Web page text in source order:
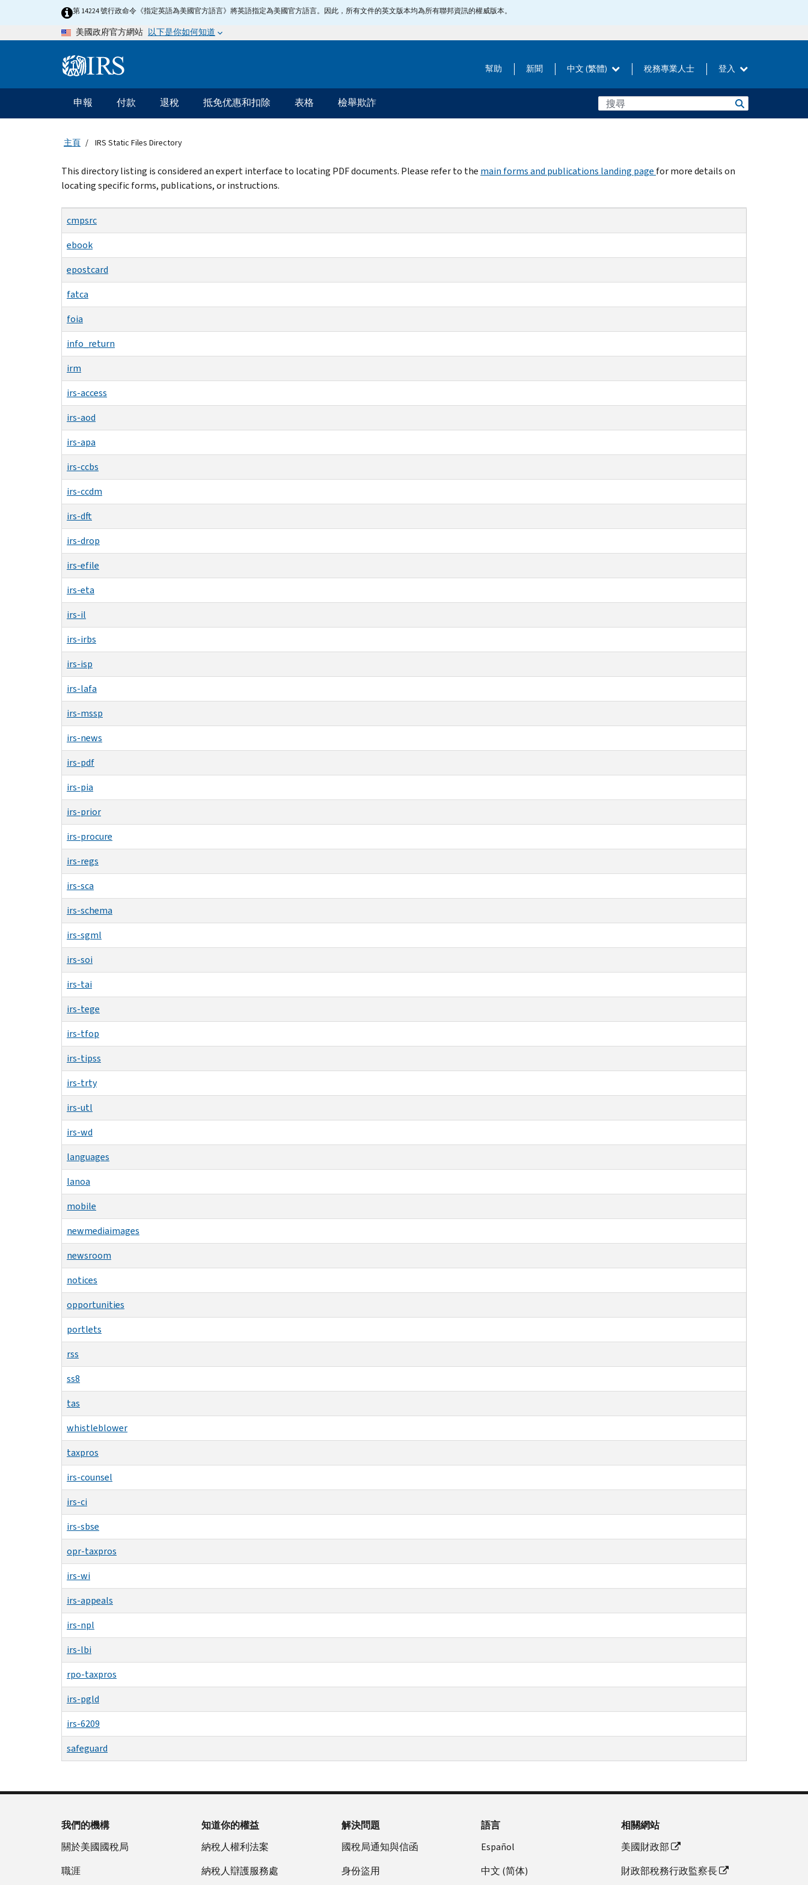
第 14224 號行政命令《指定英語為美國官方語言》將英語指定為美國官方語言。因此，所有文件的英文版本均為所有聯邦資訊的權威版本。
美國政府官方網站 以下是你如何知道
Information 幫助 新聞 中文 (繁體) 稅務專業人士 登入
主
要
導
申報 付款 退稅 抵免优惠和扣除 表格 檢舉欺詐
主頁 IRS Static Files Directory
Beginning
of
This directory listing is considered an expert interface to locating PDF documents. Please refer to the main forms and publications landing page for more details on
locating specific forms, publications, or instructions.
cmpsrc
ebook
epostcard
fatca
foia
info_return
irm
irs-access
irs-aod
irs-apa
irs-ccbs
irs-ccdm
irs-dft
irs-drop
irs-efile
irs-eta
irs-il
irs-irbs
irs-isp
irs-lafa
irs-mssp
irs-news
irs-pdf
irs-pia
irs-prior
irs-procure
irs-regs
irs-sca
irs-schema
irs-sgml
irs-soi
irs-tai
irs-tege
irs-tfop
irs-tipss
irs-trty
irs-utl
irs-wd
languages
lanoa
mobile
newmediaimages
newsroom
notices
opportunities
portlets
rss
ss8
tas
whistleblower
taxpros
irs-counsel
irs-ci
irs-sbse
opr-taxpros
irs-wi
irs-appeals
irs-npl
irs-lbi
rpo-taxpros
irs-pgld
irs-6209
safeguard
我們的機構
關於美國國稅局
職涯
知道你的權益
納稅人權利法案
納稅人辯護服務處
解決問題
國稅局通知與信函
身份盜用
語言
Español
中文 (简体)
相關網站
美國財政部
財政部稅務行政監察長